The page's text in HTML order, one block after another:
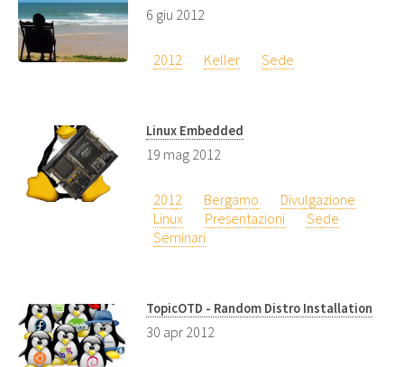
6 giu 2012
2012 Keller Sede
Linux Embedded
19 mag 2012
2012 Bergamo
Divulgazione
Linux
Presentazioni
Sede
Seminari
TopicOTD - Random Distro Installation
30 apr 2012